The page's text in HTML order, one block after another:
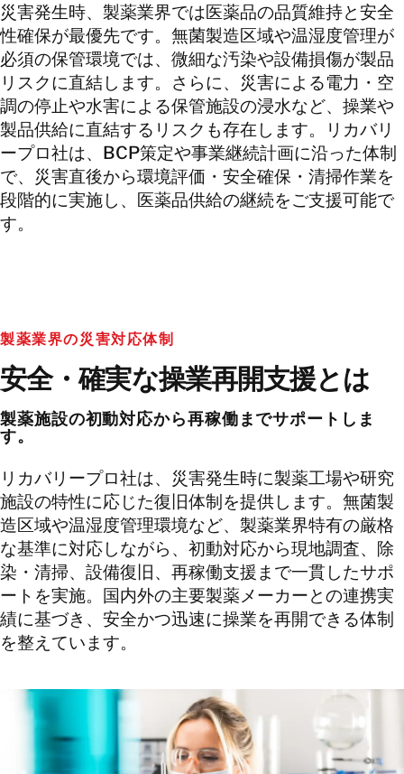
災害発生時、製薬業界では医薬品の品質維持と安全
性確保が最優先です。無菌製造区域や温湿度管理が
必須の保管環境では、微細な汚染や設備損傷が製品
リスクに直結します。さらに、災害による電力・空
調の停止や水害による保管施設の浸水など、操業や
製品供給に直結するリスクも存在します。リカバリ
ープロ社は、BCP策定や事業継続計画に沿った体制
で、災害直後から環境評価・安全確保・清掃作業を
段階的に実施し、医薬品供給の継続をご支援可能で
す。
製薬業界の災害対応体制
安全・確実な操業再開支援とは
製薬施設の初動対応から再稼働までサポートしま
す。
リカバリープロ社は、災害発生時に製薬工場や研究
施設の特性に応じた復旧体制を提供します。無菌製
造区域や温湿度管理環境など、製薬業界特有の厳格
な基準に対応しながら、初動対応から現地調査、除
染・清掃、設備復旧、再稼働支援まで一貫したサポ
ートを実施。国内外の主要製薬メーカーとの連携実
績に基づき、安全かつ迅速に操業を再開できる体制
を整えています。